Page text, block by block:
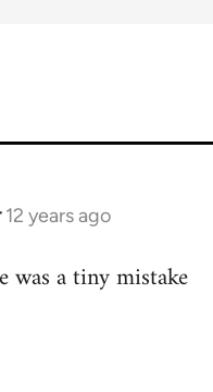
12 years ago
was a tiny mistake